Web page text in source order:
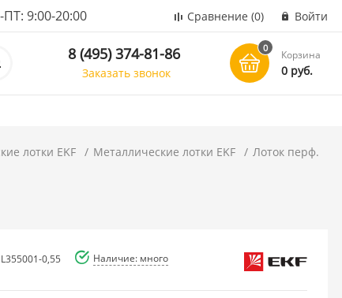
9:00-20:00 Сравнение (0) Войти
8 (495) 374-81-86
Заказать звонок
0
Корзина
0 руб.
лотки EKF Металлические лотки EKF
Лоток перф.
0,55 Наличие: много